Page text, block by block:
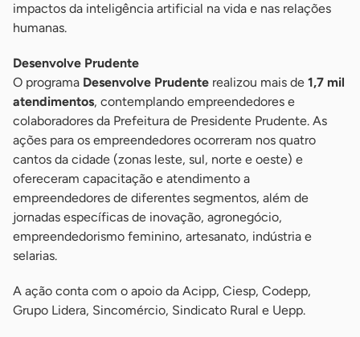
impactos da inteligência artificial na vida e nas relações
humanas.
Desenvolve Prudente
O programa Desenvolve Prudente realizou mais de 1,7 mil
atendimentos, contemplando empreendedores e
colaboradores da Prefeitura de Presidente Prudente. As
ações para os empreendedores ocorreram nos quatro
cantos da cidade (zonas leste, sul, norte e oeste) e
ofereceram capacitação e atendimento a
empreendedores de diferentes segmentos, além de
jornadas específicas de inovação, agronegócio,
empreendedorismo feminino, artesanato, indústria e
selarias.
A ação conta com o apoio da Acipp, Ciesp, Codepp,
Grupo Lidera, Sincomércio, Sindicato Rural e Uepp.